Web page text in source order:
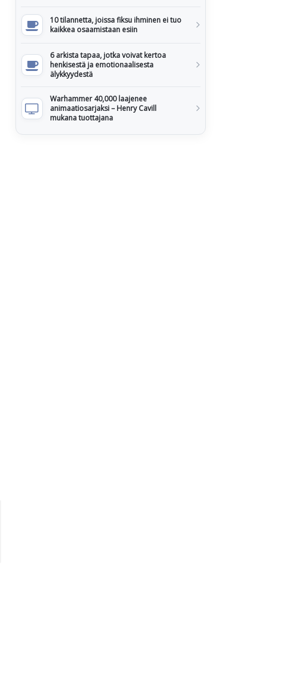
10 tilannetta, joissa fiksu ihminen ei tuo
kaikkea osaamistaan esiin
6 arkista tapaa, jotka voivat kertoa
henkisestä ja emotionaalisesta
älykkyydestä
Warhammer 40,000 laajenee
animaatiosarjaksi – Henry Cavill
mukana tuottajana